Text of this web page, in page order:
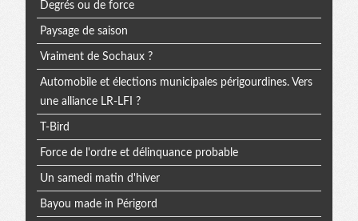
Degrés ou de force
Paysage de saison
Vraiment de Sochaux ?
Automobile et élections municipales périgourdines. Vers
une alliance LR-LFI ?
T-Bird
Force de l'ordre et délinquance probable
Un samedi matin d'hiver
Bayou made in Périgord